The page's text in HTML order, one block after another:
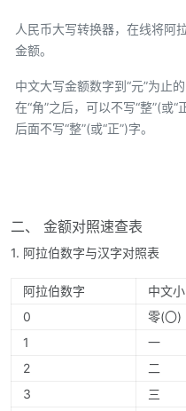
人民币大写转换器，在线将阿
金额。
中文大写金额数字到“元”为止的
在“角”之后，可以不写“整”(或“
后面不写“整”(或“正”)字。
二、 金额对照速查表
1. 阿拉伯数字与汉字对照表
阿拉伯数字 中文
0
零(〇)
1
一
2
二
3
三